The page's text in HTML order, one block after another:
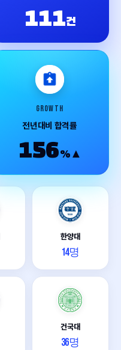
111건
GROWTH
전년대비 합격률
156%▲
한양대
14명
건국대
36명